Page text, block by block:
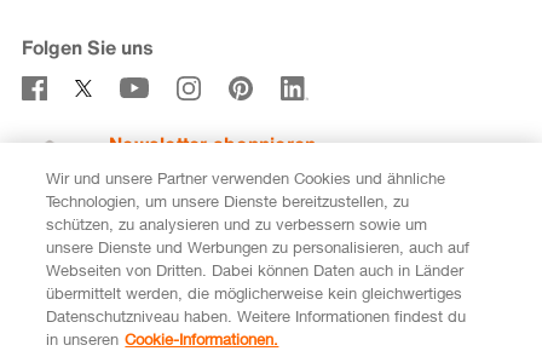
Verhaltenskodex & Meldestelle
Folgen Sie uns
Newsletter abonnieren
Rechtliches Datenschutz
Impressum
Cookie-Einstellungen
FR
Wir und unsere Partner verwenden Cookies und ähnliche
Technologien, um unsere Dienste bereitzustellen, zu
schützen, zu analysieren und zu verbessern sowie um
unsere Dienste und Werbungen zu personalisieren, auch auf
Webseiten von Dritten. Dabei können Daten auch in Länder
übermittelt werden, die möglicherweise kein gleichwertiges
Datenschutzniveau haben. Weitere Informationen findest du
in unseren Cookie-Informationen.